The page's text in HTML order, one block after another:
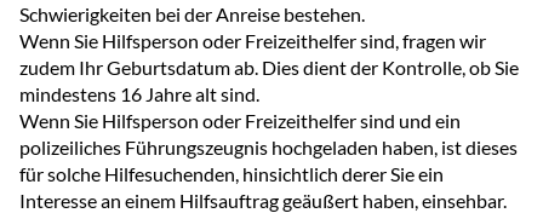
Schwierigkeiten bei der Anreise bestehen.
Wenn Sie Hilfsperson oder Freizeithelfer sind, fragen wir
zudem Ihr Geburtsdatum ab. Dies dient der Kontrolle, ob Sie
mindestens 16 Jahre alt sind.
Wenn Sie Hilfsperson oder Freizeithelfer sind und ein
polizeiliches Führungszeugnis hochgeladen haben, ist dieses
für solche Hilfesuchenden, hinsichtlich derer Sie ein
Interesse an einem Hilfsauftrag geäußert haben, einsehbar.